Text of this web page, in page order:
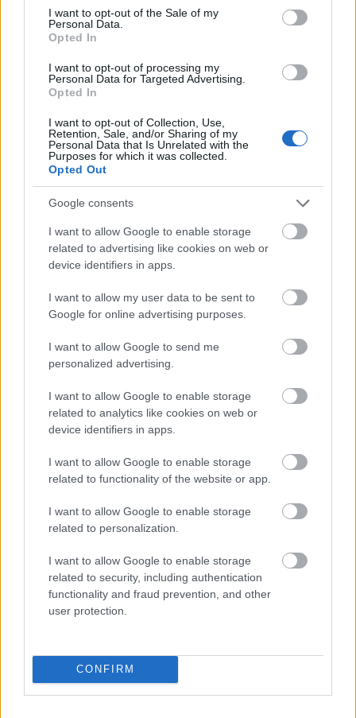
consent section.
I want to opt-out of the Sale of my
Personal Data.
Opted In
I want to opt-out of processing my
Personal Data for Targeted Advertising.
Opted In
I want to opt-out of Collection, Use,
Retention, Sale, and/or Sharing of my
Personal Data that Is Unrelated with the
Purposes for which it was collected.
Opted Out
Google consents
I want to allow Google to enable storage
related to advertising like cookies on web or
device identifiers in apps.
I want to allow my user data to be sent to
Google for online advertising purposes.
I want to allow Google to send me
personalized advertising.
I want to allow Google to enable storage
related to analytics like cookies on web or
device identifiers in apps.
I want to allow Google to enable storage
related to functionality of the website or app.
I want to allow Google to enable storage
related to personalization.
I want to allow Google to enable storage
related to security, including authentication
functionality and fraud prevention, and other
user protection.
CONFIRM
ám rajtuk kívül számos világsztár is eljött a
budapesti meccsre, többek között Mick
Jagger és a Manchester United egykori
legendája, David Beckham. Az UEFA
Bajnokok Ligája-döntő ma már nemcsak
sportesemény, hanem globális
médiatermék és országimázs-eszköz, a világ
egyik legnagyobb reklámfelülete, melynek
A BL döntő budapesti helyszínének óriási
reklámértéke van a főváros és Magyarország
szempontjából. A hatásokat három szinten
érdemes nézni:
a város illetve ország brandingje, a stadion
és a helyszín gazdasági hatása, valamint a
közvetítési és szponzorációs érték.
A BL-döntőt több mint 200 országban
közvetítték, ez globális elérésben 350–400
millió egyedi nézőt jelent. A meccsen Mick
Jagger társaságában részt vevő David
és a közösségi média felületein futó
Beckham&Friend Livecímű műsorában ismert